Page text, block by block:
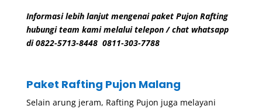
Informasi lebih lanjut mengenai paket Pujon Rafting
hubungi team kami melalui telepon / chat whatsapp
di 0822-5713-8448 0811-303-7788
Paket Rafting Pujon Malang
Selain arung jeram, Rafting Pujon juga melayani